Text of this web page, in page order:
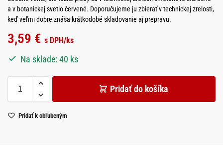
a v botanickej svetlo červené. Doporučujeme ju zbierať v technickej zrelosti,
keď veľmi dobre znáša krátkodobé skladovanie aj prepravu.
3,59 € s DPH/ks
Na sklade: 40 ks
Pridať do košíka
Pridať k obľubeným